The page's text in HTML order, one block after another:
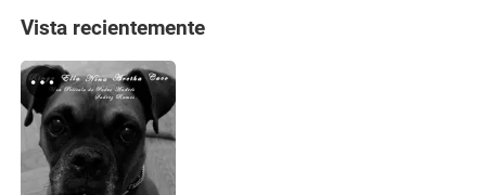
Vista recientemente